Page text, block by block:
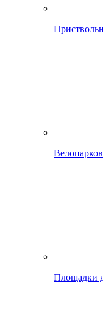
Площадки